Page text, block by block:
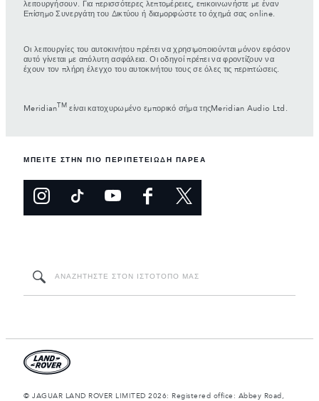
λειτουργήσουν. Για περισσότερες λεπτομέρειες, επικοινωνήστε με έναν
Επίσημο Συνεργάτη του Δικτύου ή διαμορφώστε το όχημά σας online.
Οι λειτουργίες του αυτοκινήτου πρέπει να χρησιμοποιούνται μόνον εφόσον
αυτό γίνεται με απόλυτη ασφάλεια. Οι οδηγοί πρέπει να φροντίζουν να
έχουν τον πλήρη έλεγχο του αυτοκινήτου τους σε όλες τις περιπτώσεις.
Meridian TM είναι κατοχυρωμένο εμπορικό σήμα τηςMeridian Audio Ltd.
ΜΠΕΙΤΕ ΣΤΗΝ ΠΙΟ ΠΕΡΙΠΕΤΕΙΩΔΗ ΠΑΡΕΑ
© JAGUAR LAND ROVER LIMITED 2026: Registered office: Abbey Road,